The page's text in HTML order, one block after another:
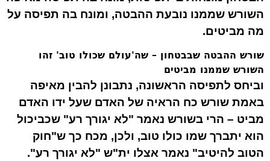
השורש שממנו נובעת ההבטה, ומונח בה תפיסה על
מה מביטים.
שורש ההבטה שבבטחון – שה'עולם שכולו טוב' זהו
השורש שממנו מביטים
וביחס לתפיסה הראשונה, נתבונן להבין מאיפה
באמת שורש כח הראיה של האדם שעל ידו האדם
מביט – הרי בשורש נאמר "לא יגורך רע" שכביכול
הוא יתברך שמו כולו טוב, ולכן, מכח כך ש"חוק
הטוב להיטיב" נאמר אצלו ית"ש "לא יגורך רע".